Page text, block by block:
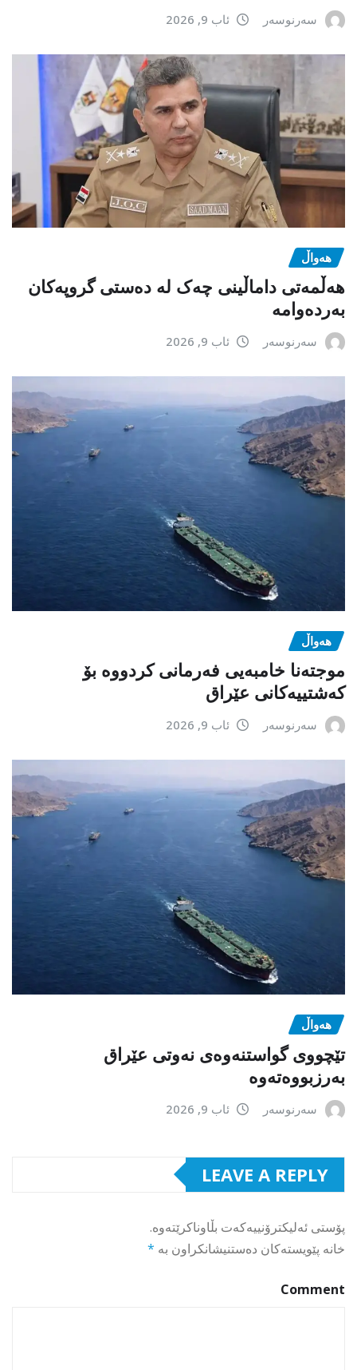
سەرنوسەر ئاب 9, 2026
هەواڵ
هەڵمەتی داماڵینی چەک لە دەستی گروپەکان
بەردەوامە
سەرنوسەر ئاب 9, 2026
هەواڵ
موجتەنا خامبەیی فەرمانی کردووە بۆ
کەشتییەکانی عێراق
سەرنوسەر ئاب 9, 2026
هەواڵ
تێچووی گواستنەوەی نەوتی عێراق
بەرزبووەتەوە
سەرنوسەر ئاب 9, 2026
LEAVE A REPLY
پۆستی ئەلیکترۆنییەکەت بڵاوناکرێتەوە.
خانە پێویستەکان دەستنیشانکراون بە *
Comment